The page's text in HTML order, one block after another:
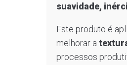
suavidade,
Este produto é
melhorar a
processos